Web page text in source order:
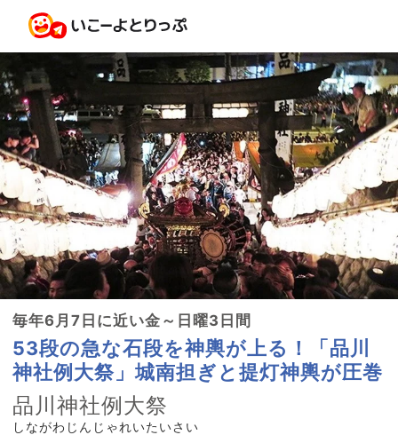
毎年6月7日に近い金～日曜3日間
53段の急な石段を神輿が上る！「品川
神社例大祭」城南担ぎと提灯神輿が圧巻
品川神社例大祭
しながわじんじゃれいたいさい